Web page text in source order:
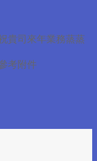
貴司來年業務蒸蒸
考附件